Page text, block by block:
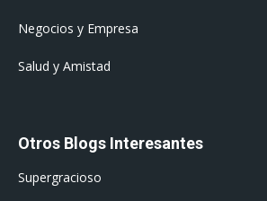
Negocios y Empresa
Salud y Amistad
Otros Blogs Interesantes
Supergracioso